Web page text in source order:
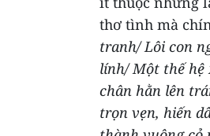
thơ tình mà
tranh/ Lôi con
lính/ Một thế hệ
chân hằn lên
trọn vẹn, hiến